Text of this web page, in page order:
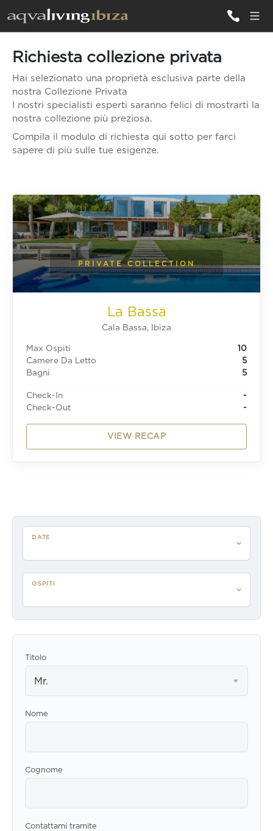
Richiesta collezione privata
Hai selezionato una proprietà esclusiva parte della
nostra Collezione Privata
I nostri specialisti esperti saranno felici di mostrarti la
nostra collezione più preziosa.
Compila il modulo di richiesta qui sotto per farci
sapere di più sulle tue esigenze.
DATE
OSPITI
Titolo
Mr.
Nome
Cognome
Contattami tramite
PRIVATE COLLECTION
La Bassa
Cala Bassa, Ibiza
Max Ospiti
10
Camere Da Letto
5
Bagni
5
Check-In
-
Check-Out
-
VIEW RECAP
TUTTE LE
VILLE
ISPIRAZIONI
EMOZIONI